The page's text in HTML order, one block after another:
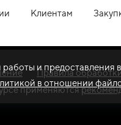
Клиентам
Правила
применяются
и предоставления
в отношении